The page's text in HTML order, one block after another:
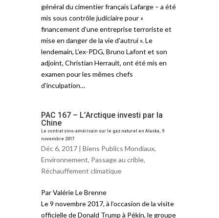
général du cimentier français Lafarge – a été
mis sous contrôle judiciaire pour «
financement d’une entreprise terroriste et
mise en danger de la vie d’autrui ». Le
lendemain, L’ex-PDG, Bruno Lafont et son
adjoint, Christian Herrault, ont été mis en
examen pour les mêmes chefs
d’inculpation…
PAC 167 – L’Arctique investi par la
Chine
Le contrat sino-américain sur le gaz naturel en Alaska, 9
novembre 2017
Déc 6, 2017 | Biens Publics Mondiaux,
Environnement, Passage au crible,
Réchauffement climatique
Par Valérie Le Brenne
Le 9 novembre 2017, à l’occasion de la visite
officielle de Donald Trump à Pékin, le groupe